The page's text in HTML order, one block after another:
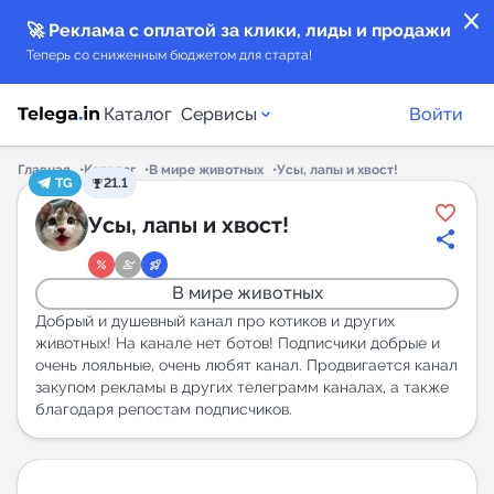
close
🚀 Реклама с оплатой за клики, лиды и продажи
Теперь со сниженным бюджетом для старта!
Каталог Сервисы
Каталог каналов
Каталог ботов
Горящие предложения
Индекс читаемости каналов в Telegram
New
Аналитика MAX каналов
Войти
Главная Каталог В мире животных
Усы, лапы и хвост!
TG
21.1
Усы, лапы и хвост!
В мире животных
Добрый и душевный канал про котиков и других
животных! На канале нет ботов! Подписчики добрые и
очень лояльные, очень любят канал. Продвигается канал
закупом рекламы в других телеграмм каналах, а также
благодаря репостам подписчиков.